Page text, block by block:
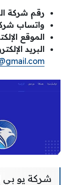
رقم شركة
واتساب
الموقع
البريد
شركة يو